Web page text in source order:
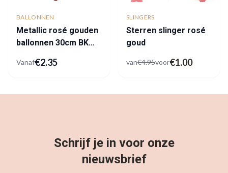
BALLONNEN
Metallic rosé gouden
ballonnen 30cm BK
Vanaf€2.35
SLINGERS
Sterren slinger rosé
goud
van€4.95voor€1.00
Schrijf je in voor onze
nieuwsbrief